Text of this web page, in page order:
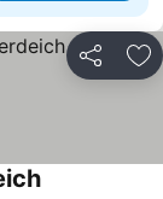
Partilhar